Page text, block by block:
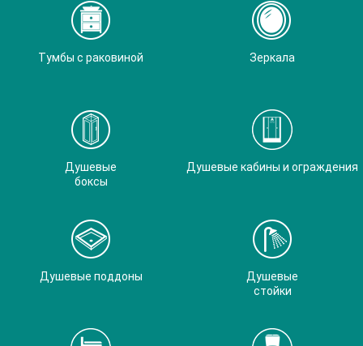
Тумбы с раковиной Зеркала
Душевые
боксы
Душевые кабины и ограждения
Душевые поддоны
Душевые
стойки